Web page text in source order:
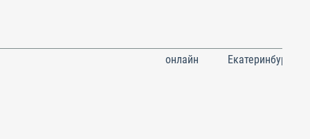
онлайн Екатеринбург